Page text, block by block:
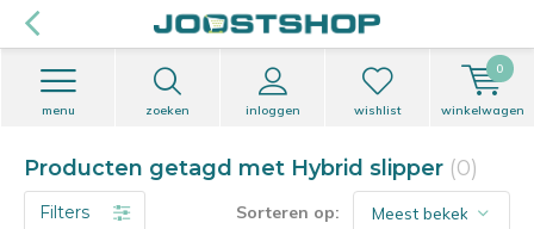
zoeken inloggen
menu wishlist winkelwagen
0
Producten getagd met Hybrid slipper (0)
Filters Sorteren op: